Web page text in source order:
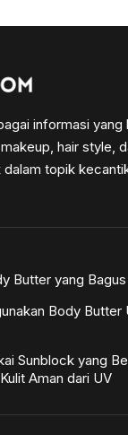
informasi
hair style,
topik
Butter yang
Body Butter
Sunblock yang
Aman dari UV